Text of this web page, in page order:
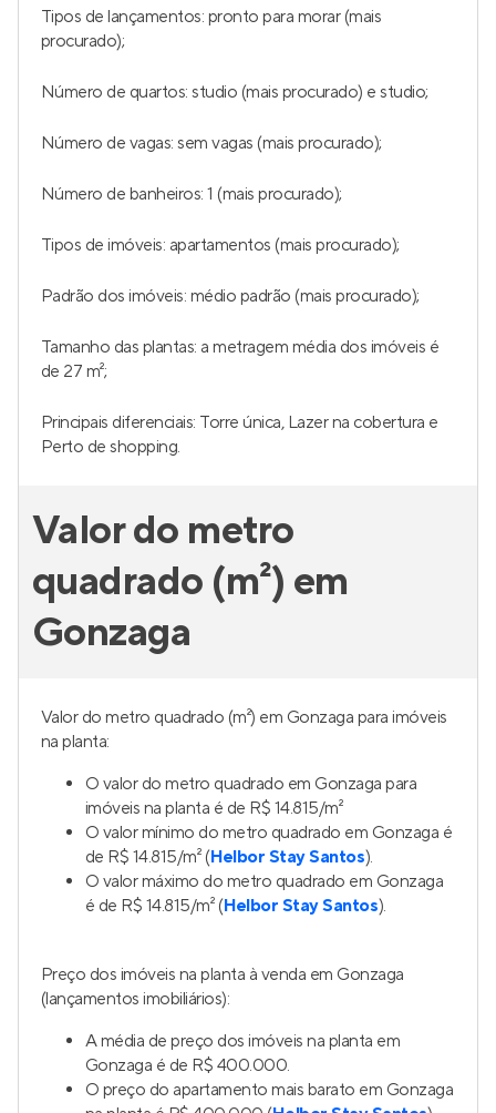
Tipos de lançamentos: pronto para morar (mais
procurado);
Número de quartos: studio (mais procurado) e studio;
Número de vagas: sem vagas (mais procurado);
Número de banheiros: 1 (mais procurado);
Tipos de imóveis: apartamentos (mais procurado);
Padrão dos imóveis: médio padrão (mais procurado);
Tamanho das plantas: a metragem média dos imóveis é
de 27 m²;
Principais diferenciais: Torre única, Lazer na cobertura e
Perto de shopping.
Valor do metro
quadrado (m²) em
Gonzaga
Valor do metro quadrado (m²) em Gonzaga para imóveis
na planta:
O valor do metro quadrado em Gonzaga para
imóveis na planta é de R$ 14.815/m²
O valor mínimo do metro quadrado em Gonzaga é
de R$ 14.815/m² (Helbor Stay Santos).
O valor máximo do metro quadrado em Gonzaga
é de R$ 14.815/m² (Helbor Stay Santos).
Preço dos imóveis na planta à venda em Gonzaga
(lançamentos imobiliários):
A média de preço dos imóveis na planta em
Gonzaga é de R$ 400.000.
O preço do apartamento mais barato em Gonzaga